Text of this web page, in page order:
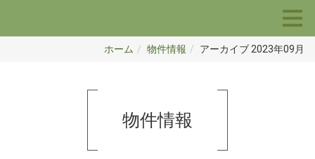
ホーム 物件情報 アーカイブ 2023年09月
物件情報